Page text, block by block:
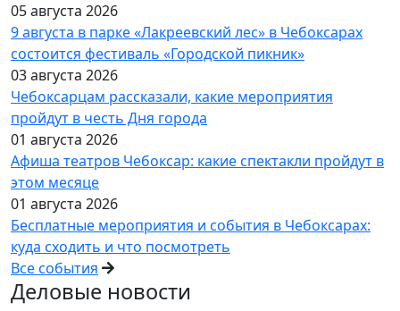
05 августа 2026
9 августа в парке «Лакреевский лес» в Чебоксарах
состоится фестиваль «Городской пикник»
03 августа 2026
Чебоксарцам рассказали, какие мероприятия
пройдут в честь Дня города
01 августа 2026
Афиша театров Чебоксар: какие спектакли пройдут в
этом месяце
01 августа 2026
Бесплатные мероприятия и события в Чебоксарах:
куда сходить и что посмотреть
Все события
Деловые новости